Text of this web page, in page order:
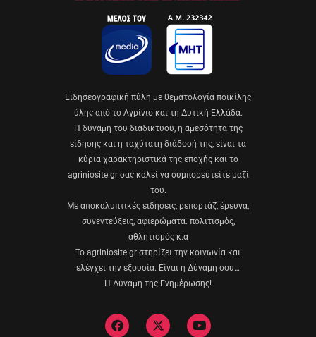
Eιδησεογραφική πύλη με θεματολογία ποικίλης
ύλης από το Αγρίνιο και τη Δυτική Ελλάδα.
Η δύναμη του διαδικτύου, η αμεσότητα της
είδησης και η ταχύτατη διάδοσή της, είναι τα
κύρια χαρακτηριστικά της εποχής και το
agriniosite.gr σας καλεί να συμπορευτείτε μαζί
του.
Με αποκαλυπτικές ειδήσεις, ρεπορτάζ, έρευνα,
συνεντεύξεις, αφιερώματα. πολιτισμός,
αθλητισμός κ.α
Το agriniosite.gr στηρίζει την κοινωνία και
ελέγχει την εξουσία. Είναι η Δύναμη σου…
Η Δύναμη της Ενημέρωσης!